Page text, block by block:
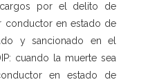
cargos por el delito de
conductor en estado de
y sancionado en el
cuando la muerte sea
en estado de